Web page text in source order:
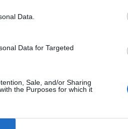
Data.
Data for Targeted
Sale, and/or Sharing
the Purposes for which it
północnoamerykańskiego
to putting up solid